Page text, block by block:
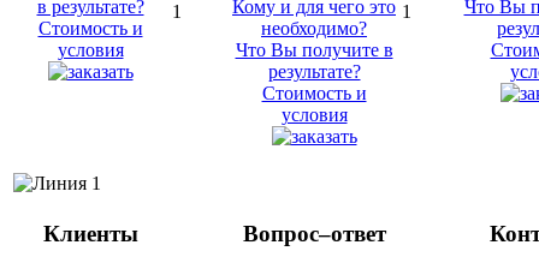
в результате?
Стоимость и
условия
Кому и для чего это
необходимо?
Что Вы получите в
результате?
Стоимость и
условия
Что Вы
Клиенты Вопрос–ответ